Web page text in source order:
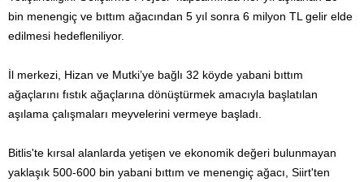
bin menengiç ve bıttım ağacından 5 yıl sonra 6 milyon TL gelir elde
edilmesi hedefleniliyor.
İl merkezi, Hizan ve Mutki’ye bağlı 32 köyde yabani bıttım
ağaçlarını fıstık ağaçlarına dönüştürmek amacıyla başlatılan
aşılama çalışmaları meyvelerini vermeye başladı.
Bitlis'te kırsal alanlarda yetişen ve ekonomik değeri bulunmayan
yaklaşık 500-600 bin yabani bıttım ve menengiç ağacı, Siirt'ten